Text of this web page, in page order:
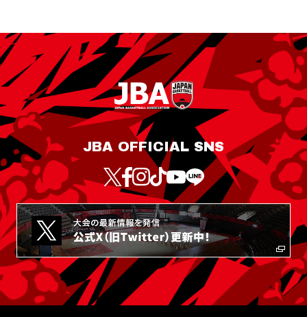
JBA OFFICIAL SNS